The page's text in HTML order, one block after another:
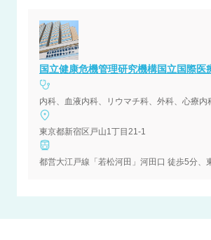
国立健康危機管理研究機構国立国際医
内科、血液内科、リウマチ科、外科、心療
東京都新宿区戸山1丁目21-1
都営大江戸線「若松河田」河田口 徒歩5分